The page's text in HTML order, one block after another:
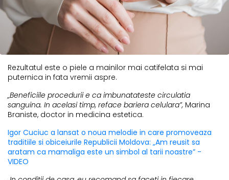
Rezultatul este o piele a mainilor mai catifelata si mai
puternica in fata vremii aspre.
„Beneficiile procedurii e ca imbunatateste circulatia
sanguina. In acelasi timp, reface bariera celulara”, Marina
Braniste, doctor in medicina estetica.
Igor Cuciuc a lansat o noua melodie in care promoveaza
traditiile si obiceiurile Republicii Moldova: „Am reusit sa
aratam ca mamaliga este un simbol al tarii noastre” -
VIDEO